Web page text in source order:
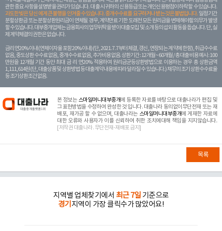
관한 중요 사항을 설명받을 권리가 있습니다. 대 출 시 귀하의 신용등급 또는 개인신용평점이 하락할 수 있습니다.
과도한 빚은 당신 에게 큰 불행을 안겨줄 수 있습니다. 중개수수료를 요구하거나 받는 것은 불법입니다. 일정 기간
분할상환금 또는 분할상환원리금이 연체될 경우, 계약만료 기한 도래전 모든 원리금을 변제해야할 의무가 발생
할 수 있습니다. 대부중개업체는 금융회사의 업무위탁을 받아 대출모집 및 소개 등의 섭외 활동을 돕습니다. 단, 실
제 계약체결의 권한은 없습니다.
금리 연20% 이내 (연체이자율 포함 20% 이내) (단, 2021. 7. 7부터 체결, 갱신, 연장되는 계 약에 한함), 취급수수료
없음, 중도상환 수수료 없음, 중개수수료 없음, 추가비용 없음. 상환기간 : 12개월 ~ 60개월 / 총 대출 비용 예시 : 100
만원을 12개월 기간 동안 최대 금 리 연20% 적용하여 원리금균등상환방법으로 이용하는 경우 총 상환금액
1,111,614원 (단, 대출상품 및 상환방법 등 대출계약 내용에 따라 달라질 수 있습니다.) 채무의 조기 상환수수료율
등 조기상환조건 없음.
본 정보는 스마일머니대부중개에 등록한 자료를 바탕으로 대출나라가 편집 및
그 표현방법을 수정하여 완성한 것 입니다. 대출나라 동의없이무단전재 또는 재
배포, 재가공 할 수 없으며, 대출나라는 스마일머니대부중개에 게재한 자료에
대한 오류와 사용자가 이를 신뢰하여 취한 조치에대해 책임을 지지않습니다.
[저작권 대출나라. 무단전재-재배포 금지]
목록
지역별 업체찾기에서 최근 7일 기준으로
경기 지역이 가장 클릭수가 많았어요!